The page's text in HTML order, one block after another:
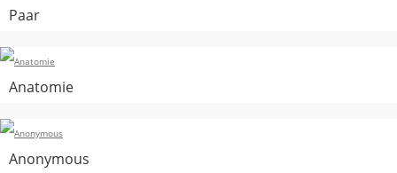
Paar
Anatomie
Anonymous